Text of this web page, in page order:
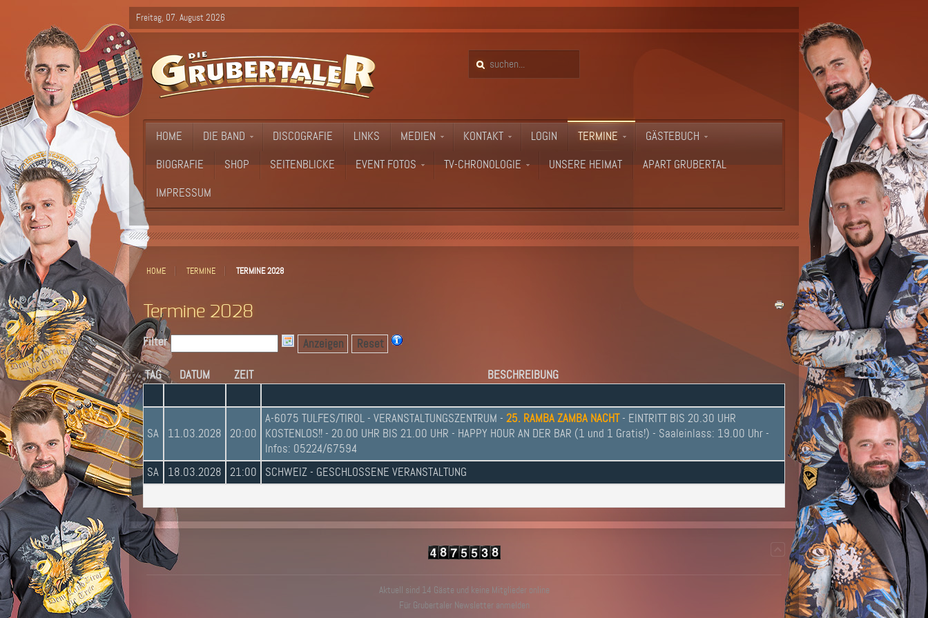
Freitag, 07. August 2026
HOME DIE BAND DISCOGRAFIE LINKS MEDIEN KONTAKT LOGIN TERMINE GÄSTEBUCH
BIOGRAFIE SHOP SEITENBLICKE EVENT FOTOS TV-CHRONOLOGIE UNSERE HEIMAT APART GRUBERTAL
IMPRESSUM
HOME TERMINE TERMINE 2028
Termine 2028
Filter Anzeigen Reset
TAG DATUM ZEIT BESCHREIBUNG
SA 11.03.2028 20:00
A-6075 TULFES/TIROL - VERANSTALTUNGSZENTRUM - 25. RAMBA ZAMBA NACHT- EINTRITT BIS 20.30 UHR
KOSTENLOS!! - 20.00 UHR BIS 21.00 UHR - HAPPY HOUR AN DER BAR (1 und 1 Gratis!) - Saaleinlass: 19.00 Uhr -
Infos: 05224/67594
SA
18.03.2028 21:00 SCHWEIZ - GESCHLOSSENE VERANSTALTUNG
Aktuell sind 14 Gäste und keine Mitglieder online
Für Grubertaler Newsletter anmelden